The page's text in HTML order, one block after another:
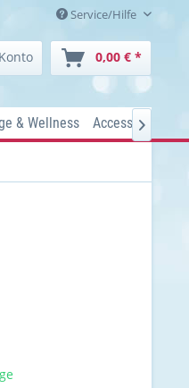
Service/Hilfe
0,00 € *
& Wellness Accessoires
